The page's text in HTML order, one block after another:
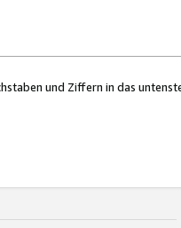
und Ziffern in das